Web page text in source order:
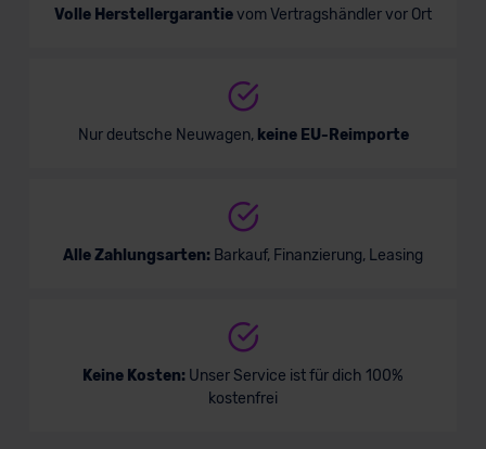
Volle Herstellergarantievom Vertragshändler vor Ort
Nur deutsche Neuwagen, keine EU-Reimporte
Alle Zahlungsarten: Barkauf, Finanzierung, Leasing
Keine Kosten: Unser Service ist für dich 100%
kostenfrei